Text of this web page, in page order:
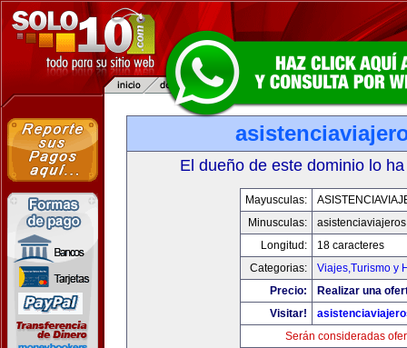
El dueño de este dominio lo
Mayusculas:
Minusculas:
Longitud:
18 caracteres
Categorias:
Viajes,Turismo y
Precio:
Realizar una
Visitar!
Serán consideradas